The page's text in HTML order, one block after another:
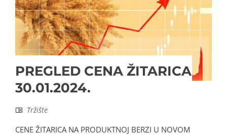
PREGLED CENA ŽITARICA
30.01.2024.
Tržište
CENE ŽITARICA NA PRODUKTNOJ BERZI U NOVOM